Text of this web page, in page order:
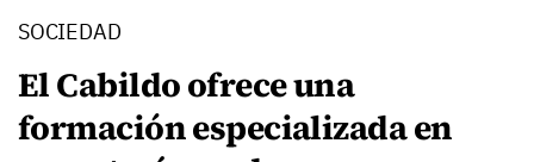
SOCIEDAD
El Cabildo ofrece una
formación especializada en